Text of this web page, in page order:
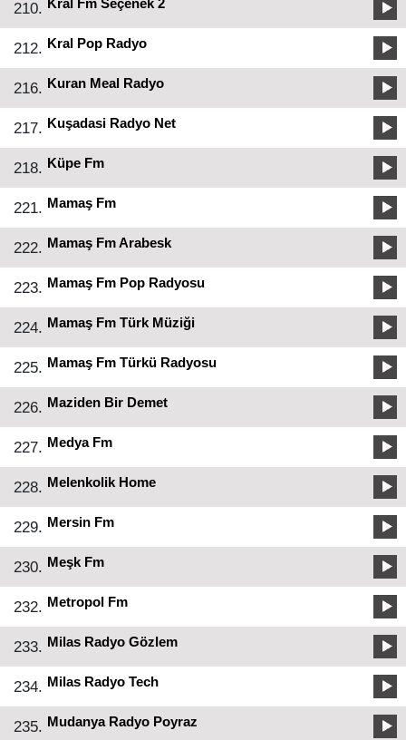
210. Kral Fm Seçenek 2
212. Kral Pop Radyo
216. Kuran Meal Radyo
217. Kuşadasi Radyo Net
218. Küpe Fm
221. Mamaş Fm
222. Mamaş Fm Arabesk
223. Mamaş Fm Pop Radyosu
224. Mamaş Fm Türk Müziği
225. Mamaş Fm Türkü Radyosu
226. Maziden Bir Demet
227. Medya Fm
228. Melenkolik Home
229. Mersin Fm
230. Meşk Fm
232. Metropol Fm
233. Milas Radyo Gözlem
234. Milas Radyo Tech
235. Mudanya Radyo Poyraz